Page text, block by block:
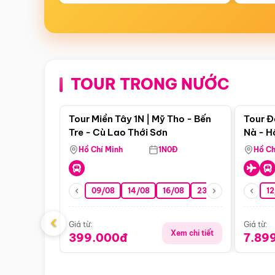
TOUR TRONG NƯỚC
Điểm nổi bật
Tour Miền Tây 1N | Mỹ Tho - Bến
Tre - Cù Lao Thới Sơn
Hồ Chí Minh 1N0Đ
09/08 14/08 16/08 23/08 30/08
Giá từ:
399.000đ Xem chi tiết
Tour
Nà -
Nha
Hồ
Giá từ:
‹